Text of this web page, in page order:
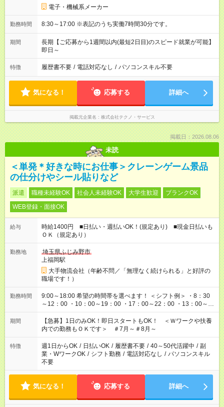
電子・機械系メーカー
勤務時間 8:30～17:00 ※表記のうち実働7時間30分です。
期間
長期【ご応募から1週間以内(最短2日目)のスピード就業が可能】
即日～
特徴 履歴書不要 / 電話対応なし / パソコンスキル不要
気になる！ 応募する 詳細へ
掲載元企業名 株式会社テクノ・サービス
掲載日：2026.08.06
未読
＜単発＊好きな時にお仕事＞クレーンゲーム景品
の仕分けやシール貼りなど
派遣 職種未経験OK 社会人未経験OK 大学生歓迎
ブランクOK
WEB登録・面接OK
給与
時給1400円 ■日払い・週払いOK！(規定あり) ■現金日払いも
ＯＫ（規定あり）
勤務地
埼玉県ふじみ野市
上福岡駅
大手物流会社（年齢不問／「無理なく続けられる」と好評の
職場です！）
勤務時間
9:00～18:00 希望の時間帯を選べます！ ＜シフト例＞ ・8：30
～12：00 ・10：00～19：00 ・17：00～22：00 ・13：00～
22：00 ・22：00～翌6：00 など
期間
【急募】1日のみOK！即日スタートもOK！ ＜Ｗワークや扶養
内での勤務もＯＫです＞ ＃7月～＃8月～
特徴 週1日からOK / 日払いOK / 履歴書不要 / 40～50代活躍中 / 副
業・WワークOK / シフト勤務 / 電話対応なし / パソコンスキル
不要
気になる！ 応募する 詳細へ